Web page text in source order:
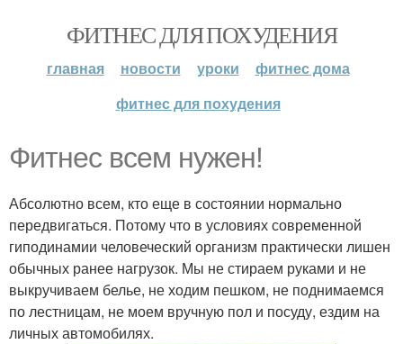
ФИТНЕС ДЛЯ ПОХУДЕНИЯ
главная новости уроки
фитнес дома
фитнес для похудения
Фитнес всем нужен!
Абсолютно всем, кто еще в состоянии нормально
передвигаться. Потому что в условиях современной
гиподинамии человеческий организм практически лишен
обычных ранее нагрузок. Мы не стираем руками и не
выкручиваем белье, не ходим пешком, не поднимаемся
по лестницам, не моем вручную пол и посуду, ездим на
личных автомобилях.